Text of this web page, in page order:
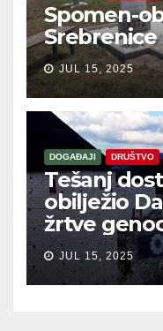
Spomen-
Srebrenice
JUL 15, 2025
DOGAĐAJI DRUŠTVO
Tešanj
obilježio
žrtve
JUL 15, 2025